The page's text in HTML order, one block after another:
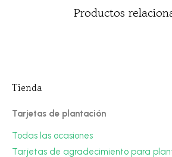
Productos
Tienda
Tarjetas de plantación
Todas las ocasiones
Tarjetas de agradecimiento para